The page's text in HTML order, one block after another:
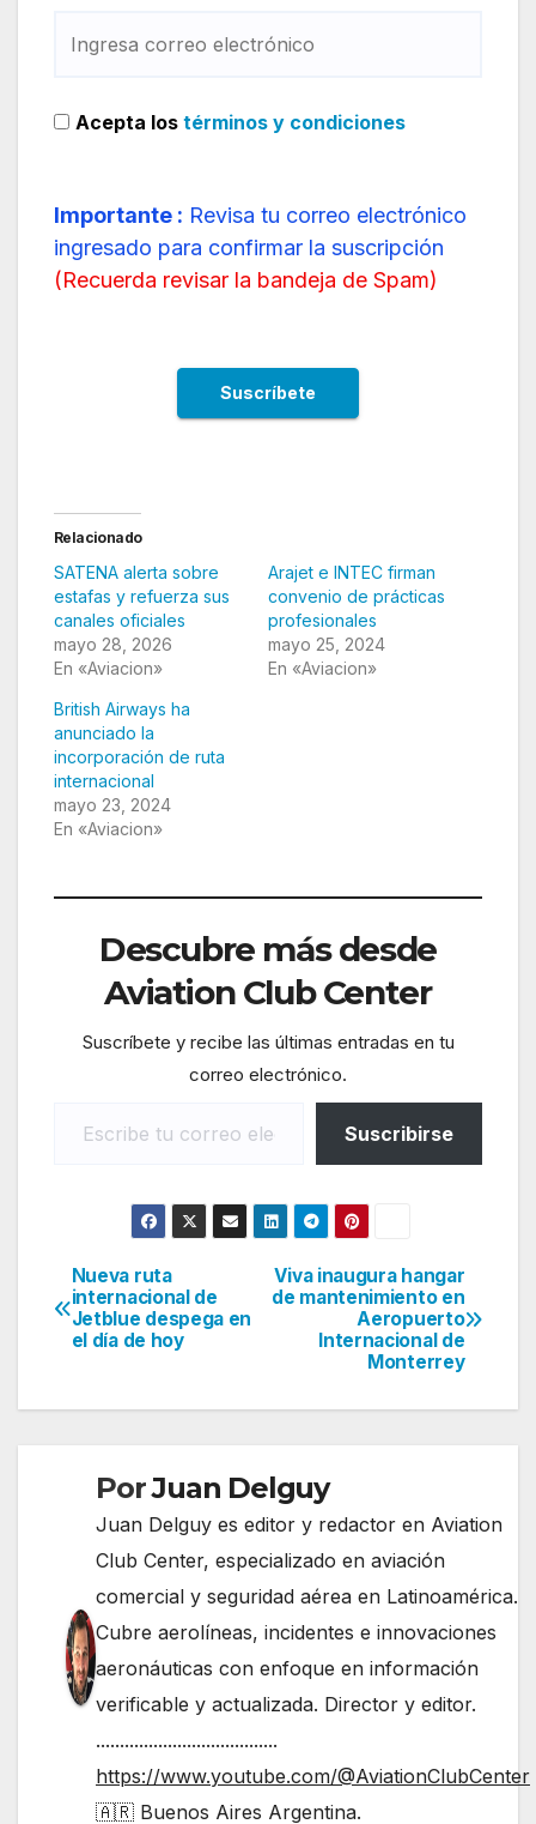
Acepta los términos y condiciones
Importante : Revisa tu correo electrónico
ingresado para confirmar la suscripción
(Recuerda revisar la bandeja de Spam)
Relacionado
SATENA alerta sobre
estafas y refuerza sus
canales oficiales
mayo 28, 2026
En «Aviacion»
Arajet e INTEC firman
convenio de prácticas
profesionales
mayo 25, 2024
En «Aviacion»
British Airways ha
anunciado la
incorporación de ruta
internacional
mayo 23, 2024
En «Aviacion»
Descubre más desde
Aviation Club Center
Suscríbete y recibe las últimas entradas en tu
correo electrónico.
Suscribirse
Navegación
de
Viva inaugura hangar
de mantenimiento en
Aeropuerto
Internacional de
Monterrey
Nueva ruta
internacional de
Jetblue despega en
el día de hoy
PorJuan Delguy
Juan Delguy es editor y redactor en Aviation
Club Center, especializado en aviación
comercial y seguridad aérea en Latinoamérica.
Cubre aerolíneas, incidentes e innovaciones
aeronáuticas con enfoque en información
verificable y actualizada. Director y editor.
......................................
https://www.youtube.com/@AviationClubCenter
🇦🇷 Buenos Aires Argentina.